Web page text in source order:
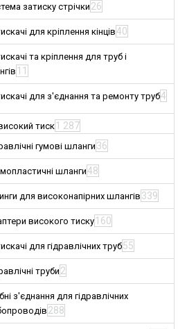
затиску стрічки 26
для кріплення кінців40
та кріплення для труб і
11
для з'єднання та ремонту труб4
тиск 1 287
гумові шланги 36
шланги48
для високонапірних шлангів 339
високого тиску 160
для гідравлічних труб55
труби 2
з'єднання для гідравлічних
288